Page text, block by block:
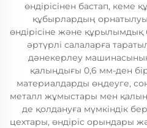
өндірісінен бастап, кеме
құбырлардың
өндірісіне және
әртүрлі салаларға
дәнекерлеу
қалыңдығы 0,6 мм-ден
материалдарды өңдеуге,
металл жұмыстары мен қалың
де қолдануға мүмкіндік
цехтары, өндіріс орындары